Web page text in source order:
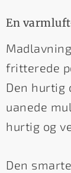
En
fritterede
Den hurtig
uanede
hurtig og
Den